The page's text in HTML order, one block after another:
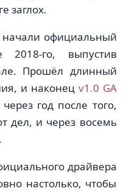
заглох.
начали официальный
2018-го, выпустив
Прошёл длинный
и наконец v1.0 GA
год после того,
дел, и через восемь
драйвера
настолько, чтобы